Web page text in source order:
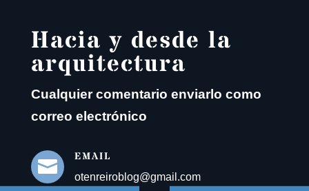
Hacia y desde la
arquitectura
Cualquier comentario enviarlo como
correo electrónico

EMAIL
otenreiroblog@gmail.com